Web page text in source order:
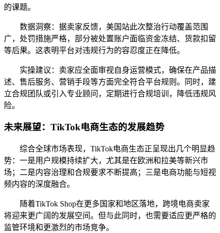
的课题。
数据洞察：据卖家反馈，美国站此次整治行动覆盖范围
广，处罚措施严格，部分被处置账户面临资金冻结、货款扣留
等后果。这表明平台对违规行为的容忍度正在降低。
实操建议：卖家应全面审视自身运营模式，确保在产品描
述、售后服务、营销手段等方面完全符合平台规则。同时，建
立合规团队或引入专业顾问，定期进行合规培训，降低违规风
险。
未来展望：TikTok电商生态的发展趋势
综合全球市场表现，TikTok电商生态正呈现出几个明显趋
势：一是用户规模持续扩大，尤其是在欧洲和拉美等新兴市
场；二是内容治理和合规要求不断提高；三是电商功能与短视
频内容的深度融合。
随着TikTok Shop在更多国家和地区落地，跨境电商卖家
将迎来更广阔的发展空间。但与此同时，也需要适应更严格的
监管环境和更激烈的市场竞争。